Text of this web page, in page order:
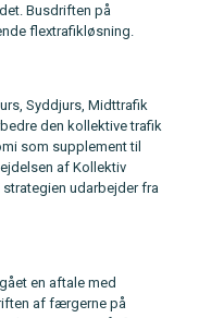
Busdriften på
flextrafikløsning.
Syddjurs, Midttrafik
den kollektive trafik
som supplement til
af Kollektiv
udarbejder fra
en aftale med
af færgerne på